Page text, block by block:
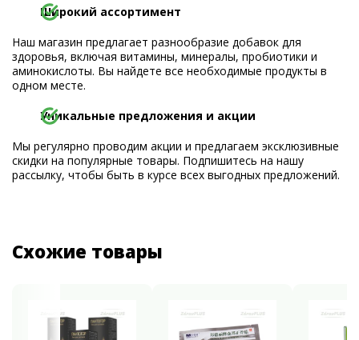
Широкий ассортимент
Наш магазин предлагает разнообразие добавок для
здоровья, включая витамины, минералы, пробиотики и
аминокислоты. Вы найдете все необходимые продукты в
одном месте.
Уникальные предложения и акции
Мы регулярно проводим акции и предлагаем эксклюзивные
скидки на популярные товары. Подпишитесь на нашу
рассылку, чтобы быть в курсе всех выгодных предложений.
Схожие товары